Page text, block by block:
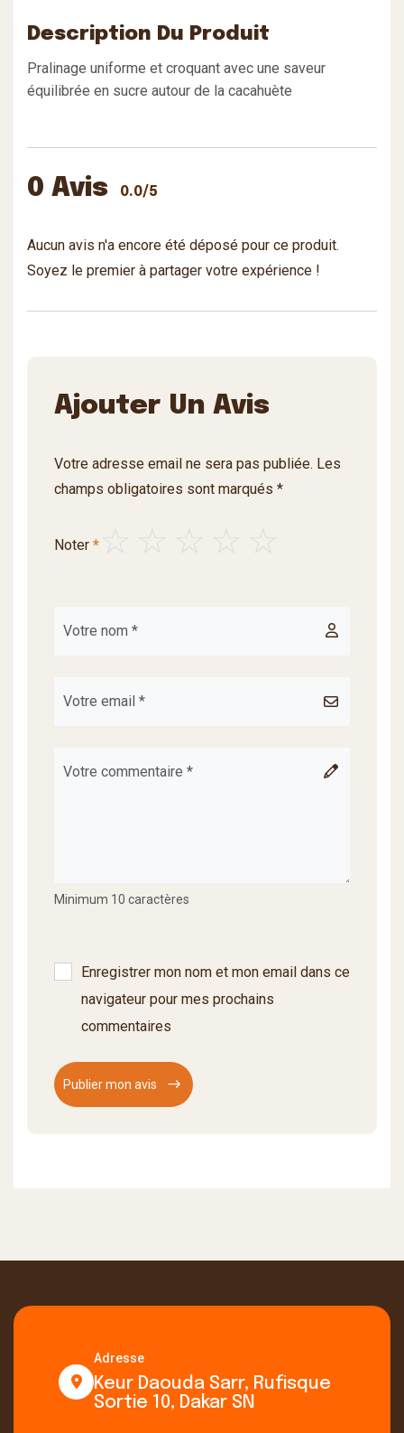
Description Du Produit
Pralinage uniforme et croquant avec une saveur
équilibrée en sucre autour de la cacahuète
0 Avis 0.0/5
Aucun avis n'a encore été déposé pour ce produit.
Soyez le premier à partager votre expérience !
Ajouter Un Avis
Votre adresse email ne sera pas publiée. Les
champs obligatoires sont marqués *
Noter *
Minimum 10 caractères
Enregistrer mon nom et mon email dans ce
navigateur pour mes prochains
commentaires
Publier mon avis
Adresse
Keur Daouda Sarr, Rufisque
Sortie 10, Dakar SN